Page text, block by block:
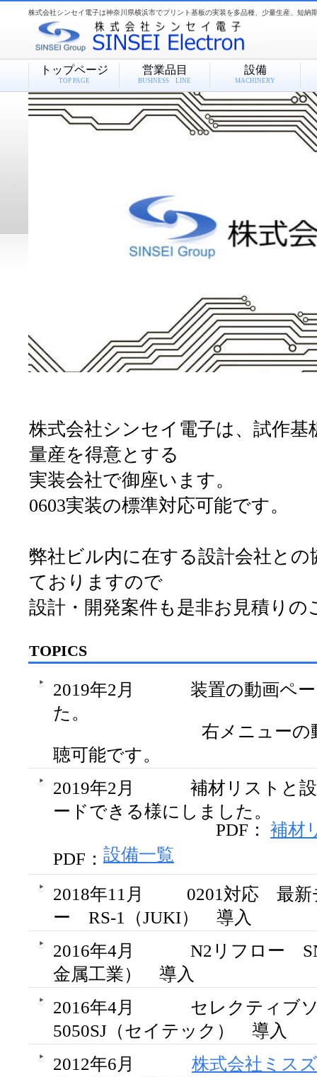
株式会社シンセイ電子は神奈川県横浜市でプリント基板の実装を多品種、少量生産、短
株式会社シンセイ電子は、試作基
量産を得意とする
実装会社で御座います。
0603実装の標準対応可能です。
弊社ビル内に在する設計会社との
ておりますので
設計・開発案件も是非お見積りの
TOPICS
2019年2月 装置の動画ペ
た。
右メニューの動画
聴可能です。
2019年2月 補材リストと
ードできる様にしました。
PDF： 補材
PDF： 設備一覧
2018年11月 0201対応 最新
ー RS-1（JUKI） 導入
2016年4月 N2リフロー
金属工業） 導入
2016年4月 セレクティブ
5050SJ（セイテック） 導入
2012年6月 株式会社ミスズ
トップページ
TOP PAGE
営業品目
BUSINESS LINE
設備
MACHINERY